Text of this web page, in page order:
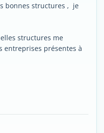
bonnes structures , je
structures me
entreprises présentes à